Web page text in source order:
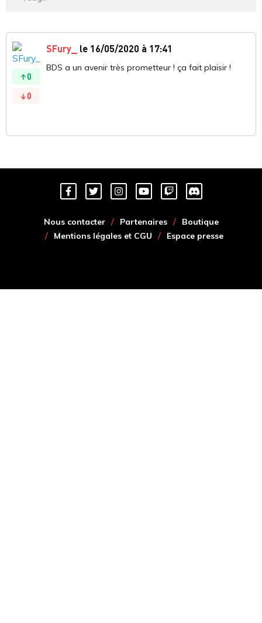
0
0
SFury_ le 16/05/2020 à 17:41
BDS a un avenir très prometteur ! ça fait plaisir !
Nous contacter Partenaires
Boutique
Mentions légales et CGU
Espace presse